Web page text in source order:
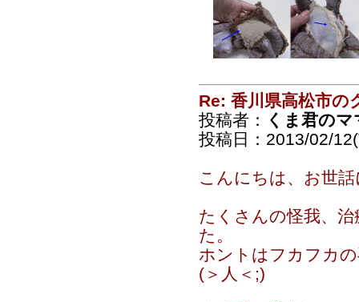
Re: 香川県高松市の
投稿者：
くま君のマ
投稿日：2013/02/
こんにちは、お世
たくさんの怪我、
た。
ホントはフカフカ
(＞人＜;)